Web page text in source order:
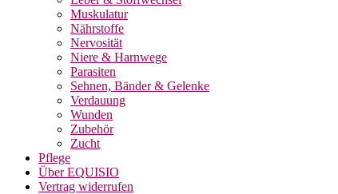
Muskulatur
Nährstoffe
Nervosität
Niere & Harnwege
Parasiten
Sehnen, Bänder & Gelenke
Verdauung
Wunden
Zubehör
Zucht
Pflege
Über EQUISIO
Vertrag widerrufen